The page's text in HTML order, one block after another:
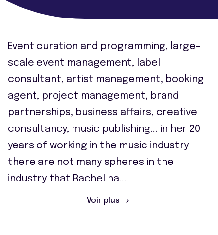
Event curation and programming, large-
scale event management, label
consultant, artist management, booking
agent, project management, brand
partnerships, business affairs, creative
consultancy, music publishing... in her 20
years of working in the music industry
there are not many spheres in the
industry that Rachel ha...
Voir plus